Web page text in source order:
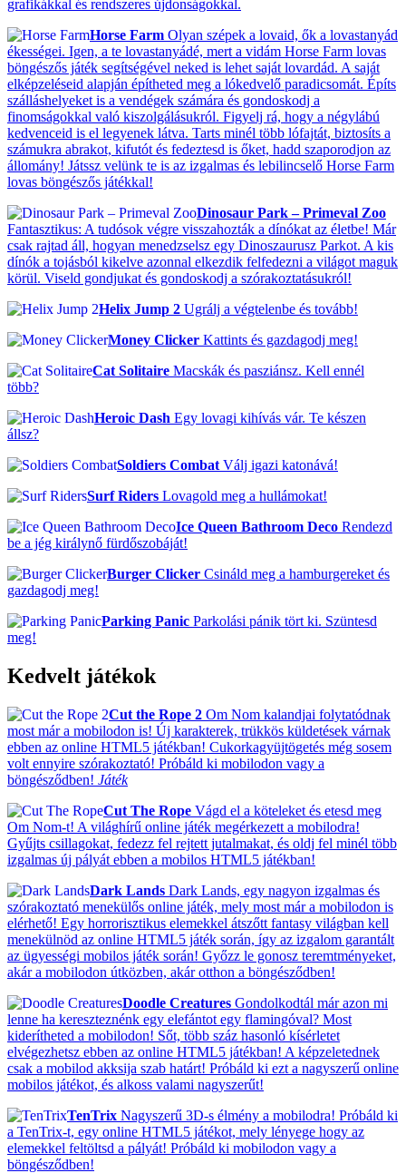
grafikákkal és rendszeres újdonságokkal.
Horse Farm Olyan szépek a lovaid, ők a lovastanyád
ékességei. Igen, a te lovastanyádé, mert a vidám Horse Farm lovas
böngészős játék segítségével neked is lehet saját lovardád. A saját
elképzeléseid alapján építheted meg a lókedvelő paradicsomát. Építs
szálláshelyeket is a vendégek számára és gondoskodj a
finomságokkal való kiszolgálásukról. Figyelj rá, hogy a négylábú
kedvenceid is el legyenek látva. Tarts minél több lófajtát, biztosíts a
számukra abrakot, kifutót és fedeztesd is őket, hadd szaporodjon az
állomány! Játssz velünk te is az izgalmas és lebilincselő Horse Farm
lovas böngészős játékkal!
Dinosaur Park – Primeval Zoo
Fantasztikus: A tudósok végre visszahozták a dínókat az életbe! Már
csak rajtad áll, hogyan menedzselsz egy Dinoszaurusz Parkot. A kis
dínók a tojásból kikelve azonnal elkezdik felfedezni a világot maguk
körül. Viseld gondjukat és gondoskodj a szórakoztatásukról!
Helix Jump 2 Ugrálj a végtelenbe és tovább!
Money Clicker Kattints és gazdagodj meg!
Cat Solitaire Macskák és pasziánsz. Kell ennél
több?
Heroic Dash Egy lovagi kihívás vár. Te készen
állsz?
Soldiers Combat Válj igazi katonává!
Surf Riders Lovagold meg a hullámokat!
Ice Queen Bathroom Deco Rendezd
be a jég királynő fürdőszobáját!
Burger Clicker Csináld meg a hamburgereket és
gazdagodj meg!
Parking Panic Parkolási pánik tört ki. Szüntesd
meg!
Kedvelt játékok
Cut the Rope 2 Om Nom kalandjai folytatódnak
most már a mobilodon is! Új karakterek, trükkös küldetések várnak
ebben az online HTML5 játékban! Cukorkagyüjtögetés még sosem
volt ennyire szórakoztató! Próbáld ki mobilodon vagy a
böngésződben! Játék
Cut The Rope Vágd el a köteleket és etesd meg
Om Nom-t! A világhírű online játék megérkezett a mobilodra!
Gyűjts csillagokat, fedezz fel rejtett jutalmakat, és oldj fel minél több
izgalmas új pályát ebben a mobilos HTML5 játékban!
Dark Lands Dark Lands, egy nagyon izgalmas és
szórakoztató menekülős online játék, mely most már a mobilodon is
elérhető! Egy horrorisztikus elemekkel átszőtt fantasy világban kell
menekülnöd az online HTML5 játék során, így az izgalom garantált
az ügyességi mobilos játék során! Győzz le gonosz teremtményeket,
akár a mobilodon útközben, akár otthon a böngésződben!
Doodle Creatures Gondolkodtál már azon mi
lenne ha kereszteznénk egy elefántot egy flamingóval? Most
kiderítheted a mobilodon! Sőt, több száz hasonló kísérletet
elvégezhetsz ebben az online HTML5 játékban! A képzeletednek
csak a mobilod akksija szab határt! Próbáld ki ezt a nagyszerű online
mobilos játékot, és alkoss valami nagyszerűt!
TenTrix Nagyszerű 3D-s élmény a mobilodra! Próbáld ki
a TenTrix-t, egy online HTML5 játékot, mely lényege hogy az
elemekkel feltöltsd a pályát! Próbáld ki mobilodon vagy a
böngésződben!